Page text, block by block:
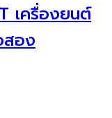
เครื่องยนต์
สอง